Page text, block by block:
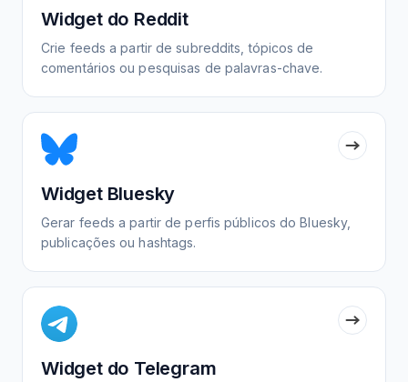
Widget do Reddit
Crie feeds a partir de subreddits, tópicos de
comentários ou pesquisas de palavras-chave.
Widget Bluesky
Gerar feeds a partir de perfis públicos do Bluesky,
publicações ou hashtags.
Widget do Telegram